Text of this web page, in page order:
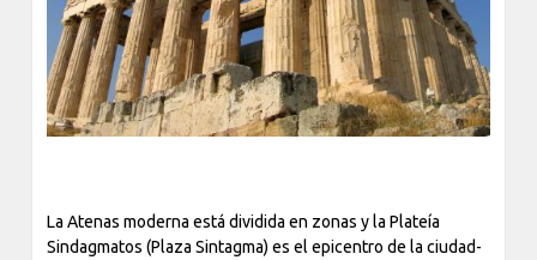
La Atenas moderna está dividida en zonas y la Plateía
Sindagmatos (Plaza Sintagma) es el epicentro de la ciudad-